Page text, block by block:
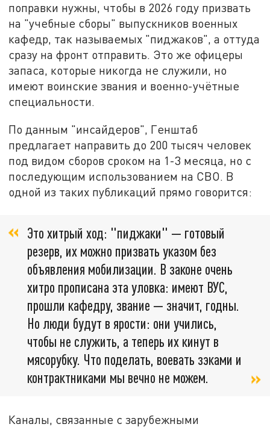
поправки нужны, чтобы в 2026 году призвать
на "учебные сборы" выпускников военных
кафедр, так называемых "пиджаков", а оттуда
сразу на фронт отправить. Это же офицеры
запаса, которые никогда не служили, но
имеют воинские звания и военно-учётные
специальности.
По данным "инсайдеров", Генштаб
предлагает направить до 200 тысяч человек
под видом сборов сроком на 1-3 месяца, но с
последующим использованием на СВО. В
одной из таких публикаций прямо говорится:
Это хитрый ход: "пиджаки" — готовый
резерв, их можно призвать указом без
объявления мобилизации. В законе очень
хитро прописана эта уловка: имеют ВУС,
прошли кафедру, звание — значит, годны.
Но люди будут в ярости: они учились,
чтобы не служить, а теперь их кинут в
мясорубку. Что поделать, воевать зэками и
контрактниками мы вечно не можем.
Каналы, связанные с зарубежными